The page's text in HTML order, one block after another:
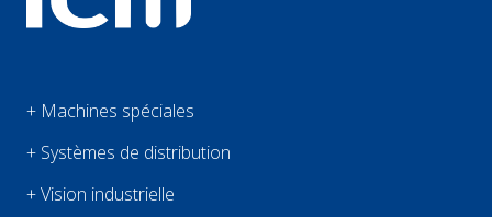
+ Machines spéciales
+ Systèmes de distribution
+ Vision industrielle